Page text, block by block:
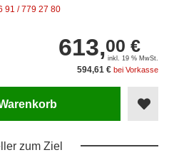
91 / 779 27 80
613,00 €
inkl. 19 % MwSt.
594,61 € bei Vorkasse
zum Ziel